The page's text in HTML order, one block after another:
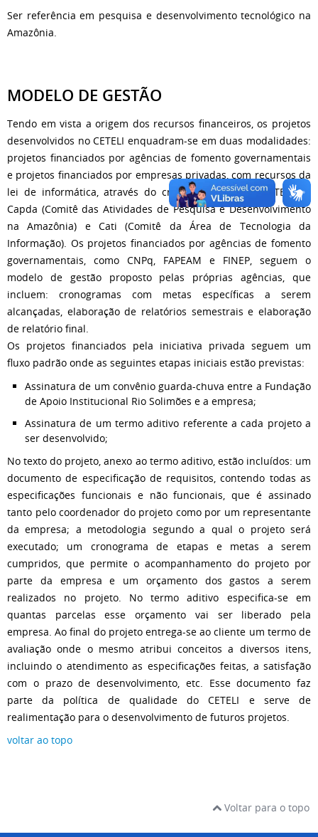
Ser referência em pesquisa e desenvolvimento tecnológico na
Amazônia.
MODELO DE GESTÃO
Tendo em vista a origem dos recursos financeiros, os projetos
desenvolvidos no CETELI enquadram-se em duas modalidades:
projetos financiados por agências de fomento governamentais
e projetos financiados por empresas privadas, com recursos da
lei de informática, através do credenciamento do CETELI no
Capda (Comitê das Atividades de Pesquisa e Desenvolvimento
na Amazônia) e Cati (Comitê da Área de Tecnologia da
Informação). Os projetos financiados por agências de fomento
governamentais, como CNPq, FAPEAM e FINEP, seguem o
modelo de gestão proposto pelas próprias agências, que
incluem: cronogramas com metas específicas a serem
alcançadas, elaboração de relatórios semestrais e elaboração
de relatório final.
Os projetos financiados pela iniciativa privada seguem um
fluxo padrão onde as seguintes etapas iniciais estão previstas:
Assinatura de um convênio guarda-chuva entre a Fundação
de Apoio Institucional Rio Solimões e a empresa;
Assinatura de um termo aditivo referente a cada projeto a
ser desenvolvido;
No texto do projeto, anexo ao termo aditivo, estão incluídos: um
documento de especificação de requisitos, contendo todas as
especificações funcionais e não funcionais, que é assinado
tanto pelo coordenador do projeto como por um representante
da empresa; a metodologia segundo a qual o projeto será
executado; um cronograma de etapas e metas a serem
cumpridos, que permite o acompanhamento do projeto por
parte da empresa e um orçamento dos gastos a serem
realizados no projeto. No termo aditivo especifica-se em
quantas parcelas esse orçamento vai ser liberado pela
empresa. Ao final do projeto entrega-se ao cliente um termo de
avaliação onde o mesmo atribui conceitos a diversos itens,
incluindo o atendimento as especificações feitas, a satisfação
com o prazo de desenvolvimento, etc. Esse documento faz
parte da política de qualidade do CETELI e serve de
realimentação para o desenvolvimento de futuros projetos.
voltar ao topo
Voltar para o topo